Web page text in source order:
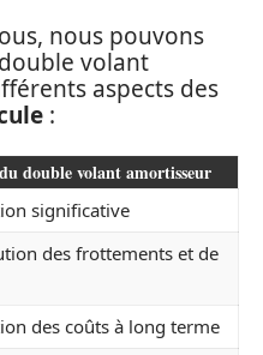
nous pouvons
volant
aspects des
:
double volant amortisseur
significative
des frottements et de
des coûts à long terme